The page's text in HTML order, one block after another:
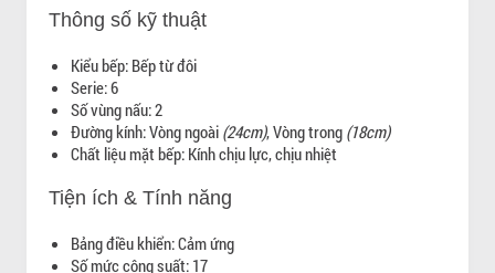
Thông số kỹ thuật
Kiểu bếp: Bếp từ đôi
Serie: 6
Số vùng nấu: 2
Đường kính: Vòng ngoài (24cm), Vòng trong (18cm)
Chất liệu mặt bếp: Kính chịu lực, chịu nhiệt
Tiện ích & Tính năng
Bảng điều khiển: Cảm ứng
Số mức công suất: 17